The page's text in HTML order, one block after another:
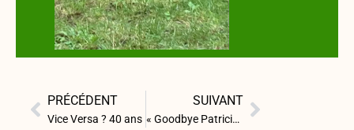
PRÉCÉDENT
Vice Versa ? 40 ans
SUIVANT
« Goodbye Patricia »